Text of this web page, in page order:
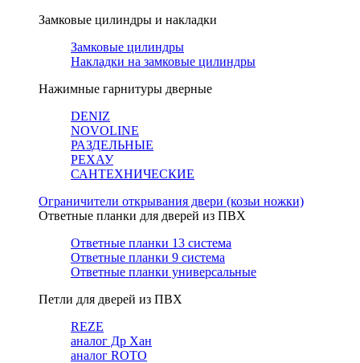
Замковые цилиндры и накладки
Замковые цилиндры
Накладки на замковые цилиндры
Нажимные гарнитуры дверные
DENIZ
NOVOLINE
РАЗДЕЛЬНЫЕ
РЕХАУ
САНТЕХНИЧЕСКИЕ
Ограничители открывания двери (козьи ножки)
Ответные планки для дверей из ПВХ
Ответные планки 13 система
Ответные планки 9 система
Ответные планки универсальные
Петли для дверей из ПВХ
REZE
аналог Др Хан
аналог ROTO